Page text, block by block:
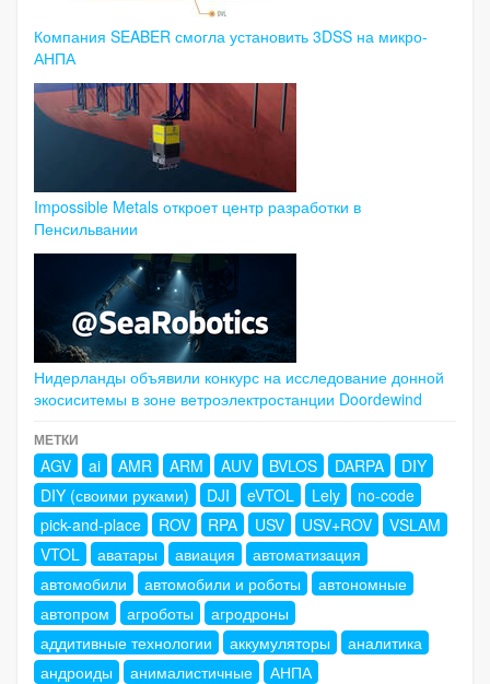
Компания SEABER смогла установить 3DSS на микро-
АНПА
Impossible Metals откроет центр разработки в
Пенсильвании
Нидерланды объявили конкурс на исследование донной
экосиситемы в зоне ветроэлектростанции Doordewind
МЕТКИ
AGV ai AMR ARM AUV BVLOS DARPA
DIY
DIY (своими руками)
DJI eVTOL Lely
no-code
pick-and-place
ROV RPA USV USV+ROV
VSLAM
VTOL
аватары авиация
автоматизация
автомобили
автомобили и роботы
автономные
автопром
агроботы
агродроны
аддитивные технологии
аккумуляторы
аналитика
андроиды
анималистичные
АНПА